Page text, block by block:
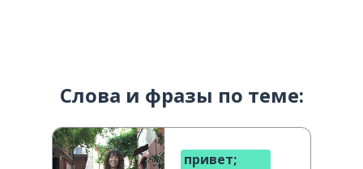
Слова и фразы по теме:
привет;